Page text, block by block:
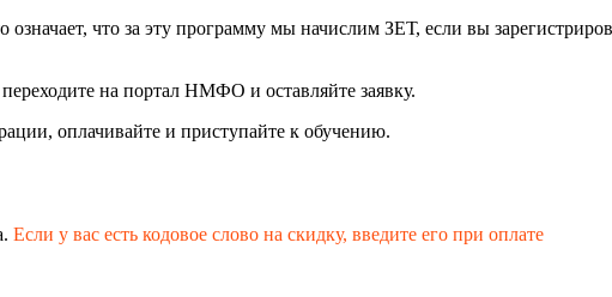
что за эту программу мы начислим ЗЕТ, если вы
переходите на портал НМФО и оставляйте заявку.
оплачивайте и приступайте к обучению.
Если у вас есть кодовое слово на скидку, введите его при оплате